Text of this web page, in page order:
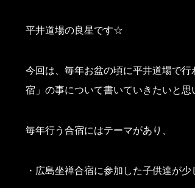
平井道場の良星です☆
今回は、毎年お盆の頃に平井道場で
宿」の事について書いていきたいと思
毎年行う合宿にはテーマがあり、
・広島坐禅合宿に参加した子供達が少